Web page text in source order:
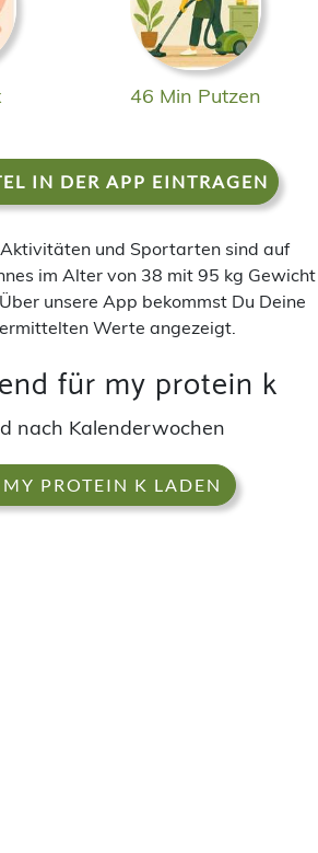
46 Min Putzen
IN DER APP EINTRAGEN
und Sportarten sind auf
im Alter von 38 mit 95 kg Gewicht
unsere App bekommst Du Deine
Werte angezeigt.
für my protein k
nach Kalenderwochen
PROTEIN K LADEN